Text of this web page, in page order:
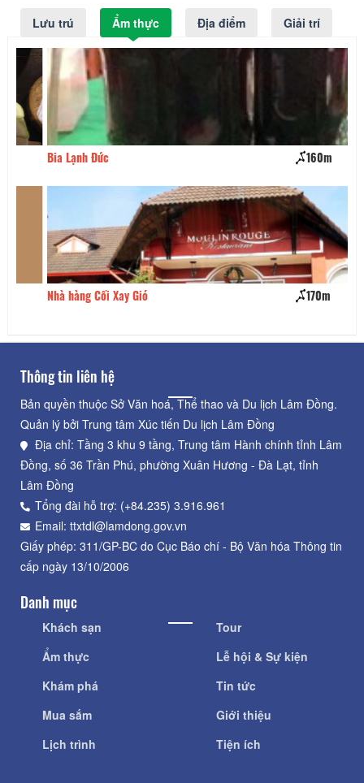
Lưu trú Ẩm thực Địa điểm Giải trí
Bia Lạnh Đức 160m
Nhà hàng Cối Xay Gió 170m
Thông tin liên hệ
Bản quyền thuộc Sở Văn hoá, Thể thao và Du lịch Lâm Đồng.
Quản lý bởi Trung tâm Xúc tiến Du lịch Lâm Đồng
Địa chỉ: Tầng 3 khu 9 tầng, Trung tâm Hành chính tỉnh Lâm
Đồng, số 36 Trần Phú, phường Xuân Hương - Đà Lạt, tỉnh
Lâm Đồng
Tổng đài hỗ trợ: (+84.235) 3.916.961
Email: ttxtdl@lamdong.gov.vn
Giấy phép: 311/GP-BC do Cục Báo chí - Bộ Văn hóa Thông tin
cấp ngày 13/10/2006
Danh mục
Khách sạn
Ẩm thực
Khám phá
Mua sắm
Lịch trình
Tour
Lễ hội & Sự kiện
Tin tức
Giới thiệu
Tiện ích